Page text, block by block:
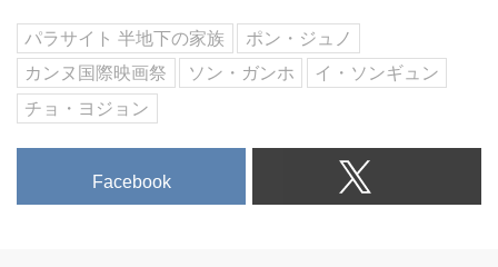
る、超一級エンターテインメント
作品！
パラサイト 半地下の家族
ポン・ジュノ
カンヌ国際映画祭
ソン・ガンホ
イ・ソンギュン
チョ・ヨジョン
Facebook